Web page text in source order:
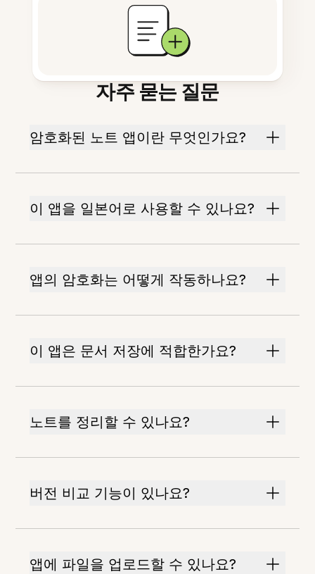
자주 묻는 질문
암호화된 노트 앱이란 무엇인가요?
이 앱을 일본어로 사용할 수 있나요?
앱의 암호화는 어떻게 작동하나요?
이 앱은 문서 저장에 적합한가요?
노트를 정리할 수 있나요?
버전 비교 기능이 있나요?
앱에 파일을 업로드할 수 있나요?